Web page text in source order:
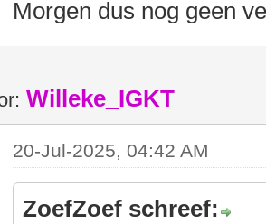
Morgen dus nog geen
Willeke_IGKT
20-Jul-2025, 04:42 AM
ZoefZoef schreef: